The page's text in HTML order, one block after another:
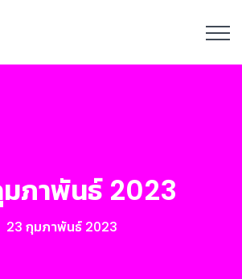
ภาพันธ์ 2023
23 กุมภาพันธ์ 2023